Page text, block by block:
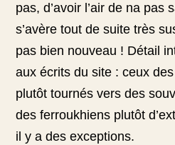
pas, d’avoir l’air de na pas
s’avère tout de suite très
pas bien nouveau ! Détail
aux écrits du site : ceux
plutôt tournés vers des
des ferroukhiens plutôt
il y a des exceptions.